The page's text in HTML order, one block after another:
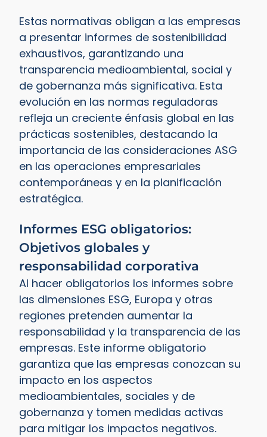
Estas normativas obligan a las empresas
a presentar informes de sostenibilidad
exhaustivos, garantizando una
transparencia medioambiental, social y
de gobernanza más significativa. Esta
evolución en las normas reguladoras
refleja un creciente énfasis global en las
prácticas sostenibles, destacando la
importancia de las consideraciones ASG
en las operaciones empresariales
contemporáneas y en la planificación
estratégica.
Informes ESG obligatorios:
Objetivos globales y
responsabilidad corporativa
Al hacer obligatorios los informes sobre
las dimensiones ESG, Europa y otras
regiones pretenden aumentar la
responsabilidad y la transparencia de las
empresas. Este informe obligatorio
garantiza que las empresas conozcan su
impacto en los aspectos
medioambientales, sociales y de
gobernanza y tomen medidas activas
para mitigar los impactos negativos.